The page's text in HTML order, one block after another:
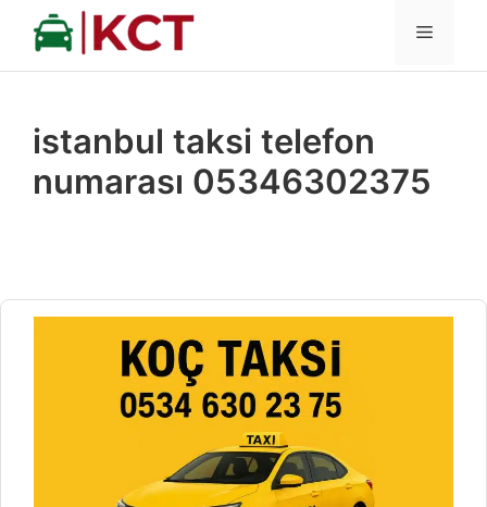
İçeriğe
MENÜ
istanbul taksi telefon
numarası 05346302375